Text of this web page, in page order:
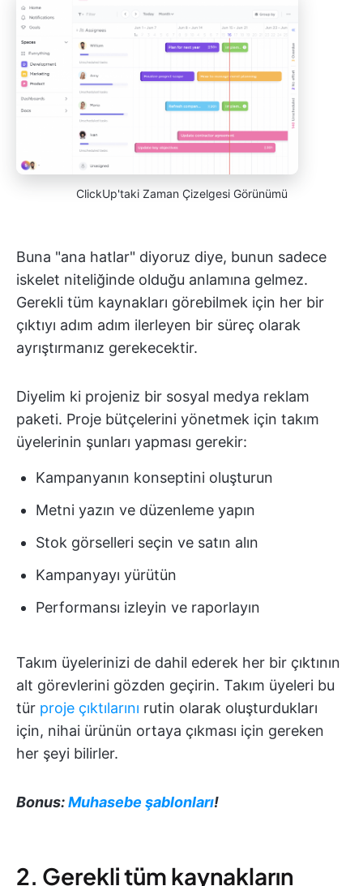
ClickUp'taki Zaman Çizelgesi Görünümü
Buna "ana hatlar" diyoruz diye, bunun sadece
iskelet niteliğinde olduğu anlamına gelmez.
Gerekli tüm kaynakları görebilmek için her bir
çıktıyı adım adım ilerleyen bir süreç olarak
ayrıştırmanız gerekecektir.
Diyelim ki projeniz bir sosyal medya reklam
paketi. Proje bütçelerini yönetmek için takım
üyelerinin şunları yapması gerekir:
Kampanyanın konseptini oluşturun
Metni yazın ve düzenleme yapın
Stok görselleri seçin ve satın alın
Kampanyayı yürütün
Performansı izleyin ve raporlayın
Takım üyelerinizi de dahil ederek her bir çıktının
alt görevlerini gözden geçirin. Takım üyeleri bu
tür proje çıktılarını rutin olarak oluşturdukları
için, nihai ürünün ortaya çıkması için gereken
her şeyi bilirler.
Bonus:Muhasebe şablonları!
2. Gerekli tüm kaynakların